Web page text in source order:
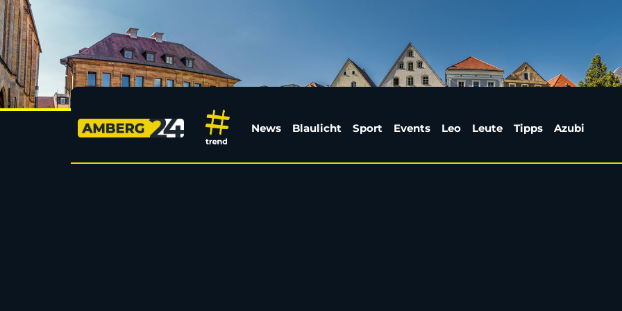
Halbnackter Eindringling überrascht Paar
News Blaulicht Sport Events Leo Leute Tipps Azubi